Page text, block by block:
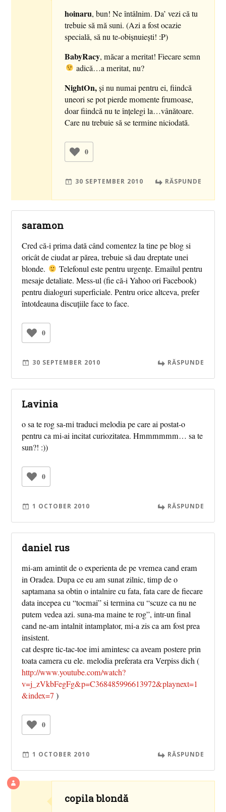
hoinaru, bun! Ne întâlnim. Da’ vezi că tu
trebuie să mă suni. (Azi a fost ocazie
specială, să nu te-obişnuieşti! :P)
BabyRacy, măcar a meritat! Fiecare semn
adică…a meritat, nu?
NightOn,şi nu numai pentru ei, fiindcă
uneori se pot pierde momente frumoase,
doar fiindcă nu te înţelegi la…vânătoare.
Care nu trebuie să se termine niciodată.
0
30 SEPTEMBER 2010 RĂSPUNDE
saramon
Cred că-i prima dată când comentez la tine pe blog si
oricât de ciudat ar părea, trebuie să dau dreptate unei
blonde.
Telefonul este pentru urgenţe. Emailul pentru
mesaje detaliate. Mess-ul (fie că-i Yahoo ori Facebook)
pentru dialoguri superficiale. Pentru orice altceva, prefer
întotdeauna discuţiile face to face.
0
30 SEPTEMBER 2010 RĂSPUNDE
Lavinia
o sa te rog sa-mi traduci melodia pe care ai postat-o
pentru ca mi-ai incitat curiozitatea. Hmmmmmm… sa te
sun?! :))
0
1 OCTOBER 2010 RĂSPUNDE
daniel rus
mi-am amintit de o experienta de pe vremea cand eram
in Oradea. Dupa ce eu am sunat zilnic, timp de o
saptamana sa obtin o intalnire cu fata, fata care de fiecare
data incepea cu “tocmai” si termina cu “scuze ca nu ne
putem vedea azi. suna-ma maine te rog”, intr-un final
cand ne-am intalnit intamplator, mi-a zis ca am fost prea
insistent.
cat despre tic-tac-toe imi amintesc ca aveam postere prin
toata camera cu ele. melodia preferata era Verpiss dich (
http://www.youtube.com/watch?
v=j_zVkbFegFg&p=C368485996613972&playnext=1
&index=7)
0
1 OCTOBER 2010 RĂSPUNDE
copila blondă